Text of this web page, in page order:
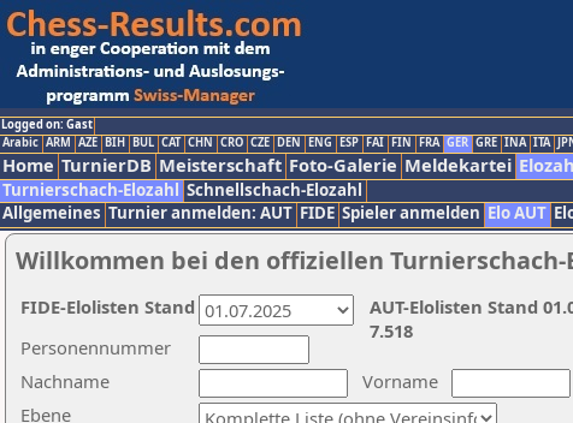
Logged on: Gast
Arabic ARM AZE BIH BUL CAT CHN CRO CZE DEN ENG ESP FAI FIN FRA GER GRE INA ITA
Home TurnierDB Meisterschaft Foto-Galerie Meldekartei
Turnierschach-Elozahl Schnellschach-Elozahl
Allgemeines Turnier anmelden: AUT FIDE Spieler anmelden Elo AUT
Willkommen bei den offiziellen Turnierschach-
Nachname
Vorname
Ebene
Personennummer
AUT-Elolisten Stand
7.518
FIDE-Elolisten Stand